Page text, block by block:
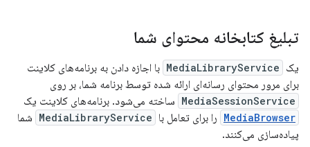
تبلیغ کتابخانه محتوای شما
یک MediaLibraryService با اجازه دادن به برنامه‌های کلاینت
برای مرور محتوای رسانه‌ای ارائه شده توسط برنامه شما، بر روی
MediaSessionService ساخته می‌شود. برنامه‌های کلاینت یک
MediaBrowser را برای تعامل با MediaLibraryService شما
پیاده‌سازی می‌کنند.